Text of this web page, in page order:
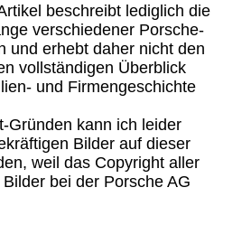
beschreibt lediglich die
verschiedener Porsche-
und erhebt daher nicht den
vollständigen Überblick
und Firmengeschichte
Gründen kann ich leider
Bilder auf dieser
weil das Copyright aller
bei der Porsche AG